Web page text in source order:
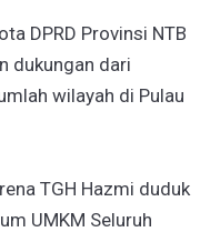
DPRD Provinsi NTB
dukungan dari
wilayah di Pulau
TGH Hazmi duduk
UMKM Seluruh